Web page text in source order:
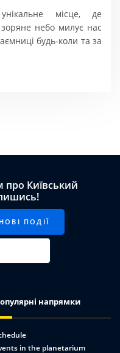
місце, де
небо милує нас
будь-коли та за
про Київський
напрямки
in the planetarium